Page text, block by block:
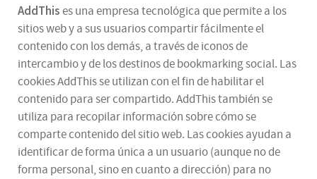
AddThises una empresa tecnológica que permite a los
sitios web y a sus usuarios compartir fácilmente el
contenido con los demás, a través de iconos de
intercambio y de los destinos de bookmarking social. Las
cookies AddThis se utilizan con el fin de habilitar el
contenido para ser compartido. AddThis también se
utiliza para recopilar información sobre cómo se
comparte contenido del sitio web. Las cookies ayudan a
identificar de forma única a un usuario (aunque no de
forma personal, sino en cuanto a dirección) para no